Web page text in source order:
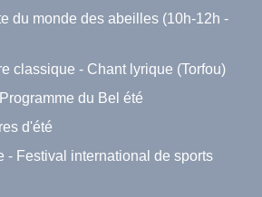
du monde des abeilles (10h-12h -
classique - Chant lyrique (Torfou)
du Bel été
d'été
- Festival international de sports